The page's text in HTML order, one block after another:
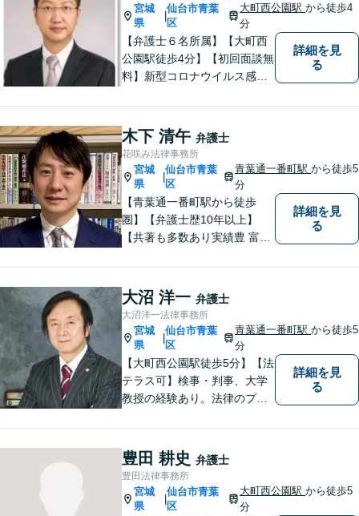
宮城
県
|
仙台市青葉
区
大町西公園駅から徒歩4
分
【弁護士６名所属】【大町西
公園駅徒歩4分】【初回面談無
料】新型コロナウイルス感染
借金でお困りの方へ解決策を
ご提案いたします。その他分
野にも対応可能。相談者が十
分に理解できるよう丁寧に説
明することを心がけていま
す。
詳細を見
る
木下 清午 弁護士
花咲み法律事務所
宮城
県
仙台市青葉
区
青葉通一番町駅から徒歩5
分
【青葉通一番町駅から徒歩
圏】【弁護士歴10年以上】
【共著も多数あり実績豊 富】
ご依頼多数！企業の内情に精
通した深いアドバ イスが可
能。借金・債務整理に関して
も熟知。
詳細を見
る
大沼 洋一 弁護士
大沼洋一法律事務所
宮城
県
仙台市青葉
区
青葉通一番町駅から徒歩5
分
【大町西公園駅徒歩5分】【法
テラス可】検事・判事、大学
教授の経験あり。法律のプロ
誠実な対応をすることをモッ
トーにしています。「相談し
てよかった」と思ってもらえ
るような弁護士を目指し、
日々精進いたします。
詳細を見
る
豊田 耕史 弁護士
豊田法律事務所
宮城
県
|
仙台市青葉
区
大町西公園駅から徒歩5
分